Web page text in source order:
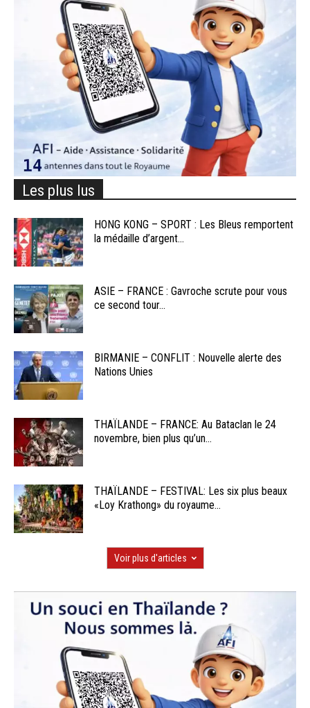
Les plus lus
HONG KONG – SPORT : Les Bleus remportent
la médaille d’argent...
ASIE – FRANCE : Gavroche scrute pour vous
ce second tour...
BIRMANIE – CONFLIT : Nouvelle alerte des
Nations Unies
THAÏLANDE – FRANCE: Au Bataclan le 24
novembre, bien plus qu’un...
THAÏLANDE – FESTIVAL: Les six plus beaux
«Loy Krathong» du royaume...
Voir plus d'articles